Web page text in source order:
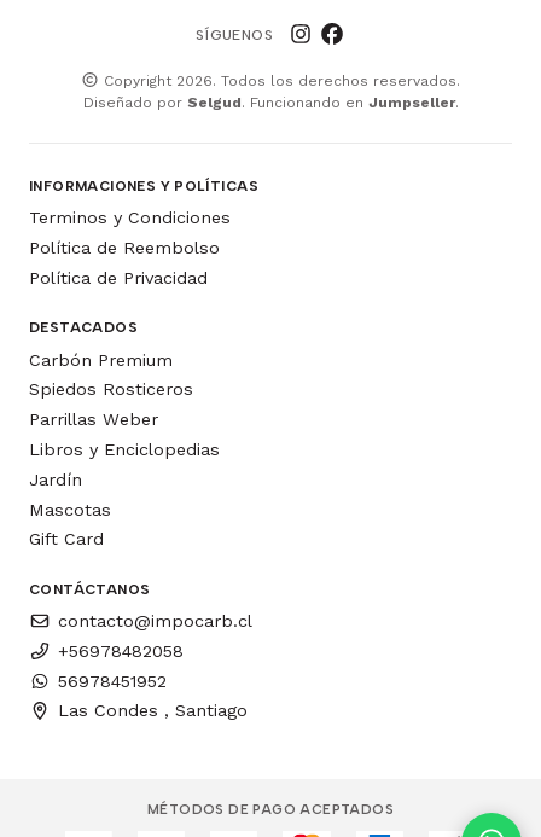
SÍGUENOS
Copyright 2026. Todos los derechos reservados.
Diseñado por Selgud. Funcionando en Jumpseller.
INFORMACIONES Y POLÍTICAS
Terminos y Condiciones
Política de Reembolso
Política de Privacidad
DESTACADOS
Carbón Premium
Spiedos Rosticeros
Parrillas Weber
Libros y Enciclopedias
Jardín
Mascotas
Gift Card
CONTÁCTANOS
contacto@impocarb.cl
+56978482058
56978451952
Las Condes , Santiago
MÉTODOS DE PAGO ACEPTADOS